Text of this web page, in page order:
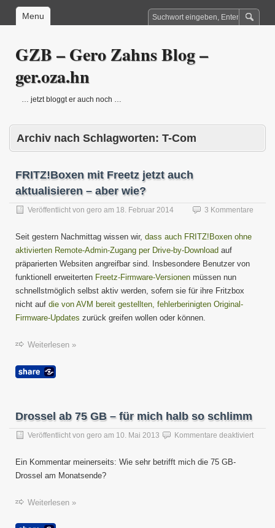
Menu
GZB – Gero Zahns Blog –
ger.oza.hn
… jetzt bloggt er auch noch …
Archiv nach Schlagworten: T-Com
FRITZ!Boxen mit Freetz jetzt auch
aktualisieren – aber wie?
Veröffentlicht von gero am 18. Februar 2014 3 Kommentare
Seit gestern Nachmittag wissen wir, dass auch FRITZ!Boxen ohne
aktivierten Remote-Admin-Zugang per Drive-by-Download auf
präparierten Websiten angreifbar sind. Insbesondere Benutzer von
funktionell erweiterten Freetz-Firmware-Versionen müssen nun
schnellstmöglich selbst aktiv werden, sofern sie für ihre Fritzbox
nicht auf die von AVM bereit gestellten, fehlerberinigten Original-
Firmware-Updates zurück greifen wollen oder können.
Weiterlesen »
Drossel ab 75 GB – für mich halb so schlimm
Veröffentlicht von gero am 10. Mai 2013 Kommentare deaktiviertfür
Ein Kommentar meinerseits: Wie sehr betrifft mich die 75 GB-
Drossel am Monatsende?
Weiterlesen »